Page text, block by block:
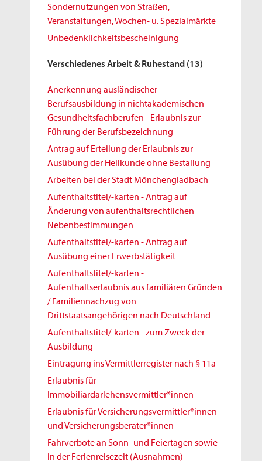
Sondernutzungen von Straßen,
Veranstaltungen, Wochen- u. Spezialmärkte
Unbedenklichkeitsbescheinigung
Verschiedenes Arbeit & Ruhestand (13)
Anerkennung ausländischer
Berufsausbildung in nichtakademischen
Gesundheitsfachberufen - Erlaubnis zur
Führung der Berufsbezeichnung
Antrag auf Erteilung der Erlaubnis zur
Ausübung der Heilkunde ohne Bestallung
Arbeiten bei der Stadt Mönchengladbach
Aufenthaltstitel/-karten - Antrag auf
Änderung von aufenthaltsrechtlichen
Nebenbestimmungen
Aufenthaltstitel/-karten - Antrag auf
Ausübung einer Erwerbstätigkeit
Aufenthaltstitel/-karten -
Aufenthaltserlaubnis aus familiären Gründen
/ Familiennachzug von
Drittstaatsangehörigen nach Deutschland
Aufenthaltstitel/-karten - zum Zweck der
Ausbildung
Eintragung ins Vermittlerregister nach § 11a
Erlaubnis für
Immobiliardarlehensvermittler*innen
Erlaubnis für Versicherungsvermittler*innen
und Versicherungsberater*innen
Fahrverbote an Sonn- und Feiertagen sowie
in der Ferienreisezeit (Ausnahmen)